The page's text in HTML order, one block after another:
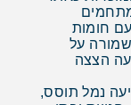
חומות
שמורה על
הצצה
נמל תוסס,